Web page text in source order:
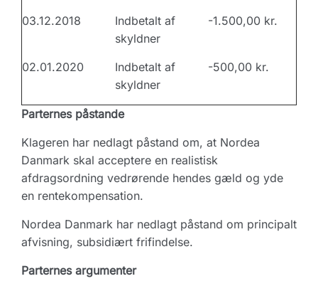
03.12.2018
Indbetalt af
skyldner
-1.500,00 kr.
02.01.2020
Indbetalt af
skyldner
-500,00 kr.
Parternes påstande
Klageren har nedlagt påstand om, at Nordea
Danmark skal acceptere en realistisk
afdragsordning vedrørende hendes gæld og yde
en rentekompensation.
Nordea Danmark har nedlagt påstand om principalt
afvisning, subsidiært frifindelse.
Parternes argumenter